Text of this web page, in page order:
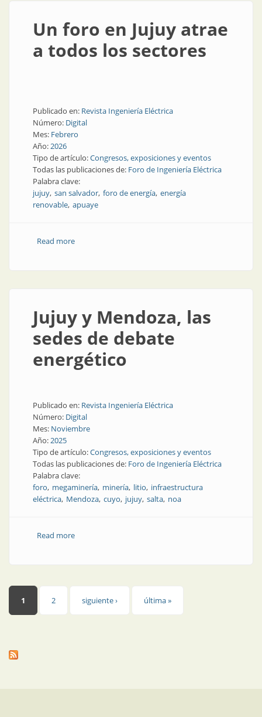
Un foro en Jujuy atrae
a todos los sectores
Publicado en: Revista Ingeniería Eléctrica
Número: Digital
Mes: Febrero
Año:2026
Tipo de artículo:Congresos, exposiciones y eventos
Todas las publicaciones de: Foro de Ingeniería Eléctrica
Palabra clave:
jujuy san salvador foro de energía energía
renovable apuaye
Read moreabout Un foro en Jujuy atrae a todos los sectores
Jujuy y Mendoza, las
sedes de debate
energético
Publicado en: Revista Ingeniería Eléctrica
Número: Digital
Mes: Noviembre
Año:2025
Tipo de artículo:Congresos, exposiciones y eventos
Todas las publicaciones de: Foro de Ingeniería Eléctrica
Palabra clave:
foro megaminería minería litio infraestructura
eléctrica Mendoza cuyo jujuy salta noa
Read moreabout Jujuy y Mendoza, las sedes de debate
Páginas
1 2 siguiente › última »